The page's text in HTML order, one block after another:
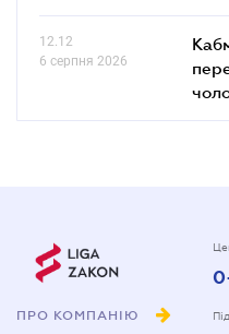
12.12
6 серпня 2026
ПРО КОМПАНІЮ